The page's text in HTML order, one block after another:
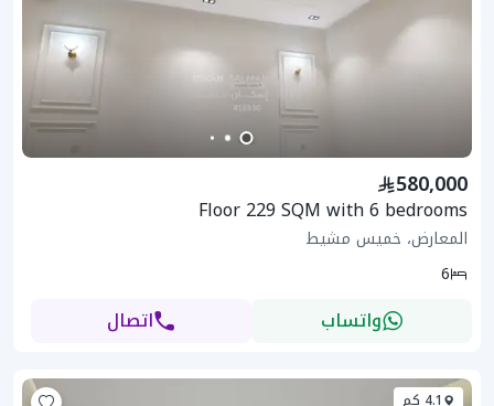
580,000
Floor 229 SQM with 6 bedrooms
المعارض، خميس مشيط
6
واتساب اتصال
4.1 كم